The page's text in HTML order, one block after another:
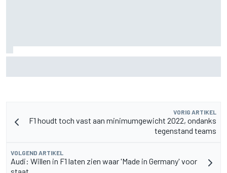
VORIG ARTIKEL
F1 houdt toch vast aan minimumgewicht 2022, ondanks
tegenstand teams
VOLGEND ARTIKEL
Audi: Willen in F1 laten zien waar 'Made in Germany' voor